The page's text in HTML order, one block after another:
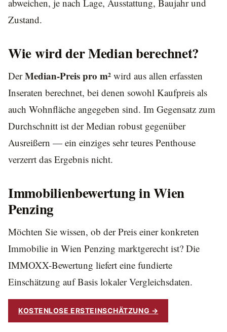
abweichen, je nach Lage, Ausstattung, Baujahr und
Zustand.
Wie wird der Median berechnet?
DerMedian-Preis pro m² wird aus allen erfassten
Inseraten berechnet, bei denen sowohl Kaufpreis als
auch Wohnfläche angegeben sind. Im Gegensatz zum
Durchschnitt ist der Median robust gegenüber
Ausreißern — ein einziges sehr teures Penthouse
verzerrt das Ergebnis nicht.
Immobilienbewertung in Wien
Penzing
Möchten Sie wissen, ob der Preis einer konkreten
Immobilie in Wien Penzing marktgerecht ist? Die
IMMOXX-Bewertung liefert eine fundierte
Einschätzung auf Basis lokaler Vergleichsdaten.
KOSTENLOSE ERSTEINSCHÄTZUNG →